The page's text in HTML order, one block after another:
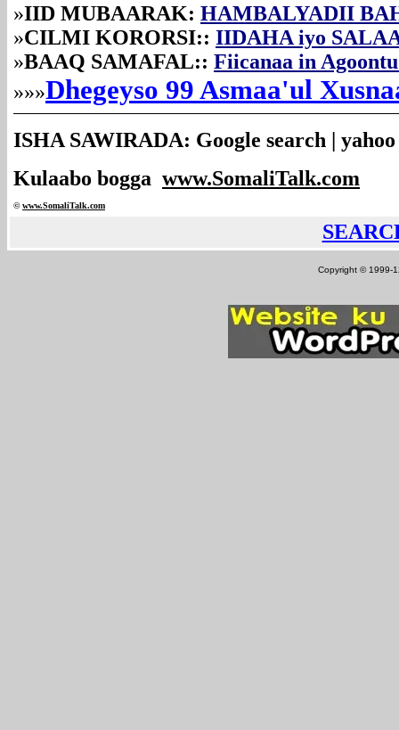
»IID MUBAARAK: HAMBALYADII
»CILMI KORORSI:: IIDAHA iyo
»BAAQ SAMAFAL:: Fiicanaa in
»»»Dhegeyso 99 Asmaa'ul
ISHA SAWIRADA: Google search | yahoo
Kulaabo bogga www.SomaliTalk.com
©www.SomaliTalk.com
Copyright © 1999-